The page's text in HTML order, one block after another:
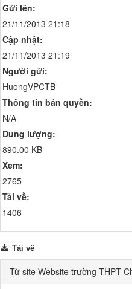
Gửi lên:
21/11/2013 21:18
Cập nhật:
21/11/2013 21:19
Người gửi:
HuongVPCTB
Thông tin bản quyền:
N/A
Dung lượng:
890.00 KB
Xem:
2765
Tải về:
1406
Tải về
Từ site Website trường THPT